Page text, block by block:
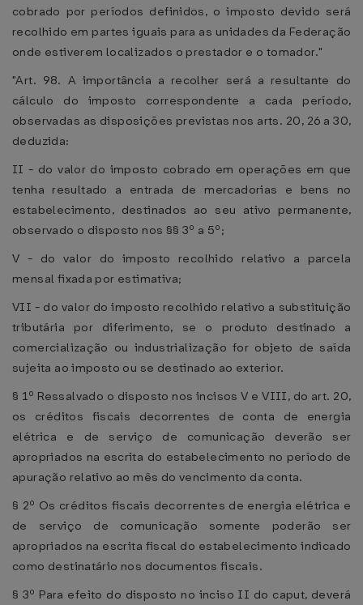
cobrado por períodos definidos, o imposto devido será
recolhido em partes iguais para as unidades da Federação
onde estiverem localizados o prestador e o tomador."
"Art. 98. A importância a recolher será a resultante do
cálculo do imposto correspondente a cada período,
observadas as disposições previstas nos arts. 20, 26 a 30,
deduzida:
II - do valor do imposto cobrado em operações em que
tenha resultado a entrada de mercadorias e bens no
estabelecimento, destinados ao seu ativo permanente,
observado o disposto nos §§ 3º a 5º;
V - do valor do imposto recolhido relativo a parcela
mensal fixada por estimativa;
VII - do valor do imposto recolhido relativo a substituição
tributária por diferimento, se o produto destinado a
comercialização ou industrialização for objeto de saída
sujeita ao imposto ou se destinado ao exterior.
§ 1º Ressalvado o disposto nos incisos V e VIII, do art. 20,
os créditos fiscais decorrentes de conta de energia
elétrica e de serviço de comunicação deverão ser
apropriados na escrita do estabelecimento no período de
apuração relativo ao mês do vencimento da conta.
§ 2º Os créditos fiscais decorrentes de energia elétrica e
de serviço de comunicação somente poderão ser
apropriados na escrita fiscal do estabelecimento indicado
como destinatário nos documentos fiscais.
§ 3º Para efeito do disposto no inciso II do caput, deverá